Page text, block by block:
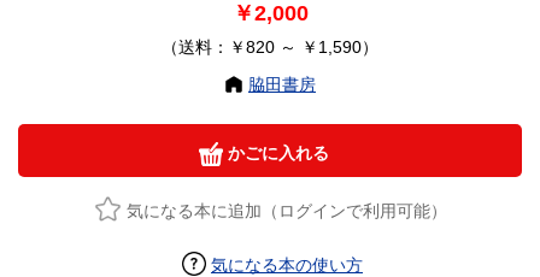
￥2,000
（送料：￥820 ～ ￥1,590）
脇田書房
かごに入れる
気になる本に追加（ログインで利用可能）
気になる本の使い方